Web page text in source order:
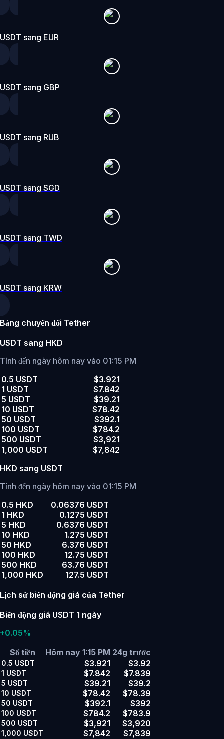
USDT sang EUR
USDT sang GBP
USDT sang RUB
USDT sang SGD
USDT sang TWD
USDT sang KRW
Bảng chuyển đổi Tether
USDT sang HKD
Tính đến ngày hôm nay vào 01:15 PM
0.5 USDT
$3.921
1 USDT
$7.842
5 USDT
$39.21
10 USDT
$78.42
50 USDT
$392.1
100 USDT
$784.2
500 USDT
$3,921
1,000 USDT
$7,842
HKD sang USDT
Tính đến ngày hôm nay vào 01:15 PM
0.5 HKD
0.06376 USDT
1 HKD
0.1275 USDT
5 HKD
0.6376 USDT
10 HKD
1.275 USDT
50 HKD
6.376 USDT
100 HKD
12.75 USDT
500 HKD
63.76 USDT
1,000 HKD
127.5 USDT
Lịch sử biến động giá của Tether
Biến động giá USDT 1 ngày
+0.05%
Số tiền
Hôm nay 1:15 PM 24g trước
0.5 USDT $3.921 $3.92
1 USDT $7.842 $7.839
5 USDT $39.21 $39.2
10 USDT $78.42 $78.39
50 USDT $392.1 $392
100 USDT $784.2 $783.9
500 USDT $3,921 $3,920
1,000 USDT $7,842
$7,839